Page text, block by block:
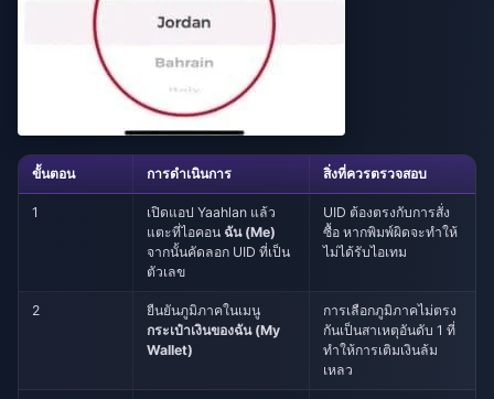
ขั้นตอน การดำเนินการ สิ่งที่ควรตรวจสอบ
1
เปิดแอป Yaahlan แล้ว
แตะที่ไอคอน ฉัน (Me)
จากนั้นคัดลอก UID ที่เป็น
ตัวเลข
UID ต้องตรงกับการสั่ง
ซื้อ หากพิมพ์ผิดจะทำให้
ไม่ได้รับไอเทม
2
ยืนยันภูมิภาคในเมนู
กระเป๋าเงินของฉัน (My
Wallet)
การเลือกภูมิภาคไม่ตรง
กันเป็นสาเหตุอันดับ 1 ที่
ทำให้การเติมเงินล้ม
เหลว